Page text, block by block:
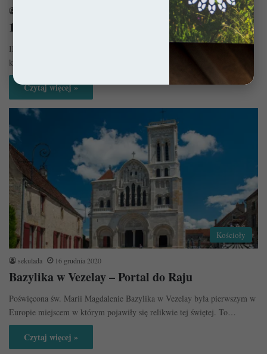
10 miasteczek we Francji, które pokochacie!
Ilość pięknych miejsc we Francji jest wręcz zatrważająca i chyba w
każdej wiosce znajdzie się coś wartego uwagi. Oto więc…
Czytaj więcej »
Kościoły
sekulada 16 grudnia 2020
Bazylika w Vezelay – Portal do Raju
Poświęcona św. Marii Magdalenie Bazylika w Vezelay była pierwszym w
Europie miejscem w którym pojawiły się relikwie tej świętej. To…
Czytaj więcej »